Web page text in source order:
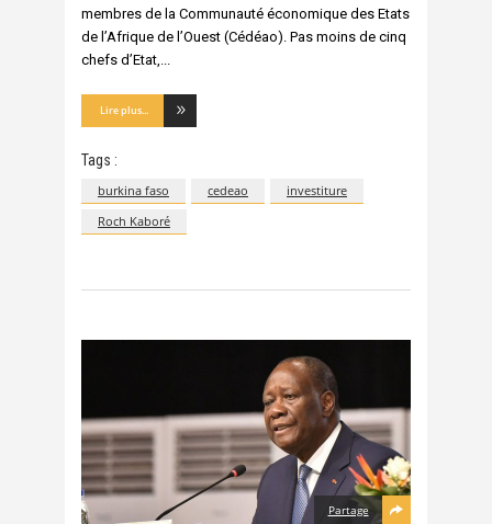
membres de la Communauté économique des Etats
de l’Afrique de l’Ouest (Cédéao). Pas moins de cinq
chefs d’Etat,
Lire plus...
Tags :
burkina faso cedeao
investiture
Roch Kaboré
Partage